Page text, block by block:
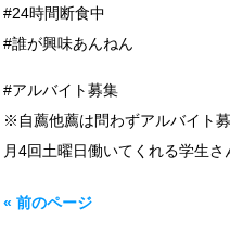
#24時間断食中
#誰が興味あんねん
#アルバイト募集
※自薦他薦は問わずアルバイト
月4回土曜日働いてくれる学生
« 前のページ